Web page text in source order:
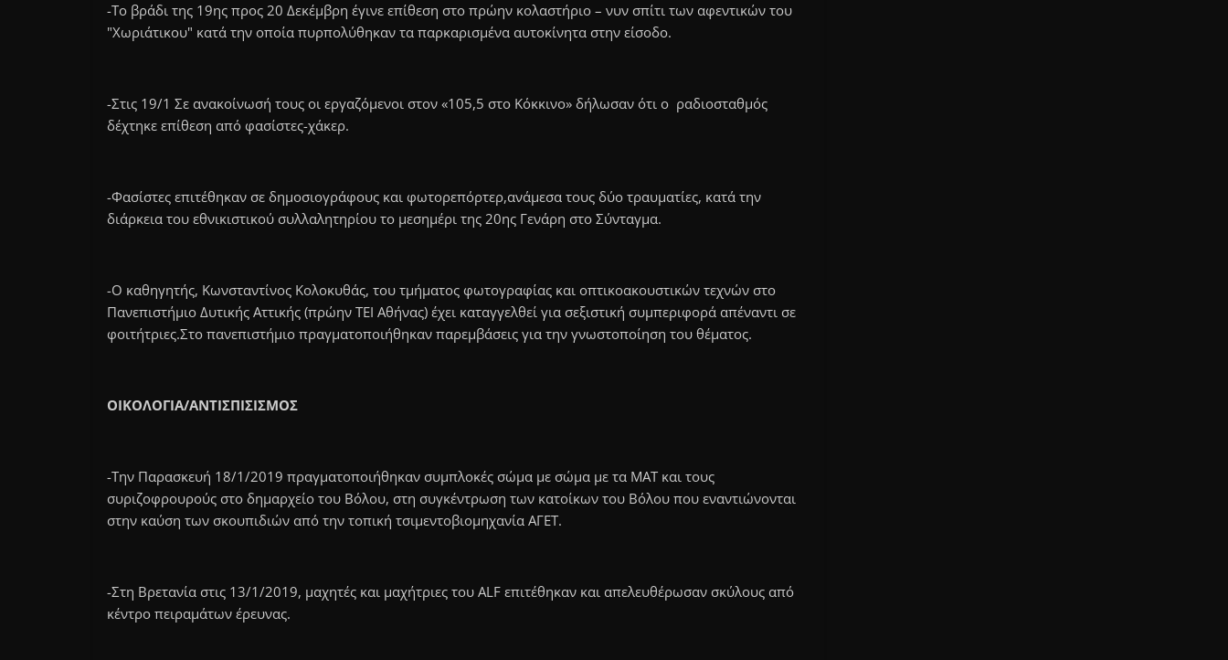
-Το βράδι της 19ης προς 20 Δεκέμβρη έγινε επίθεση στο πρώην κολαστήριο – νυν σπίτι των αφεντικών του
"Χωριάτικου" κατά την οποία πυρπολύθηκαν τα παρκαρισμένα αυτοκίνητα στην είσοδο.
-Στις 19/1 Σε ανακοίνωσή τους οι εργαζόμενοι στον «105,5 στο Κόκκινο» δήλωσαν ότι ο ραδιοσταθμός
δέχτηκε επίθεση από φασίστες-χάκερ.
-Φασίστες επιτέθηκαν σε δημοσιογράφους και φωτορεπόρτερ,ανάμεσα τους δύο τραυματίες, κατά την
διάρκεια του εθνικιστικού συλλαλητηρίου το μεσημέρι της 20ης Γενάρη στο Σύνταγμα.
-Ο καθηγητής, Κωνσταντίνος Κολοκυθάς, του τμήματος φωτογραφίας και οπτικοακουστικών τεχνών στο
Πανεπιστήμιο Δυτικής Αττικής (πρώην ΤΕΙ Αθήνας) έχει καταγγελθεί για σεξιστική συμπεριφορά απέναντι σε
φοιτήτριες.Στο πανεπιστήμιο πραγματοποιήθηκαν παρεμβάσεις για την γνωστοποίηση του θέματος.
ΟΙΚΟΛΟΓΙΑ/ΑΝΤΙΣΠΙΣΙΣΜΟΣ
-Την Παρασκευή 18/1/2019 πραγματοποιήθηκαν συμπλοκές σώμα με σώμα με τα ΜΑΤ και τους
συριζοφρουρούς στο δημαρχείο του Βόλου, στη συγκέντρωση των κατοίκων του Βόλου που εναντιώνονται
στην καύση των σκουπιδιών από την τοπική τσιμεντοβιομηχανία ΑΓΕΤ.
-Στη Βρετανία στις 13/1/2019, μαχητές και μαχήτριες του ALF επιτέθηκαν και απελευθέρωσαν σκύλους από
κέντρο πειραμάτων έρευνας.